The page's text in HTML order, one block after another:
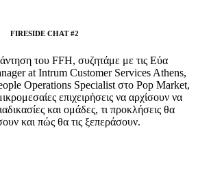
FIRESIDE CHAT #2
του FFH, συζητάμε με τις Εύα
at Intrum Customer Services Athens,
Operations Specialist στo Pop Market,
επιχειρήσεις να αρχίσουν να
και ομάδες, τι προκλήσεις θα
και πώς θα τις ξεπεράσουν.